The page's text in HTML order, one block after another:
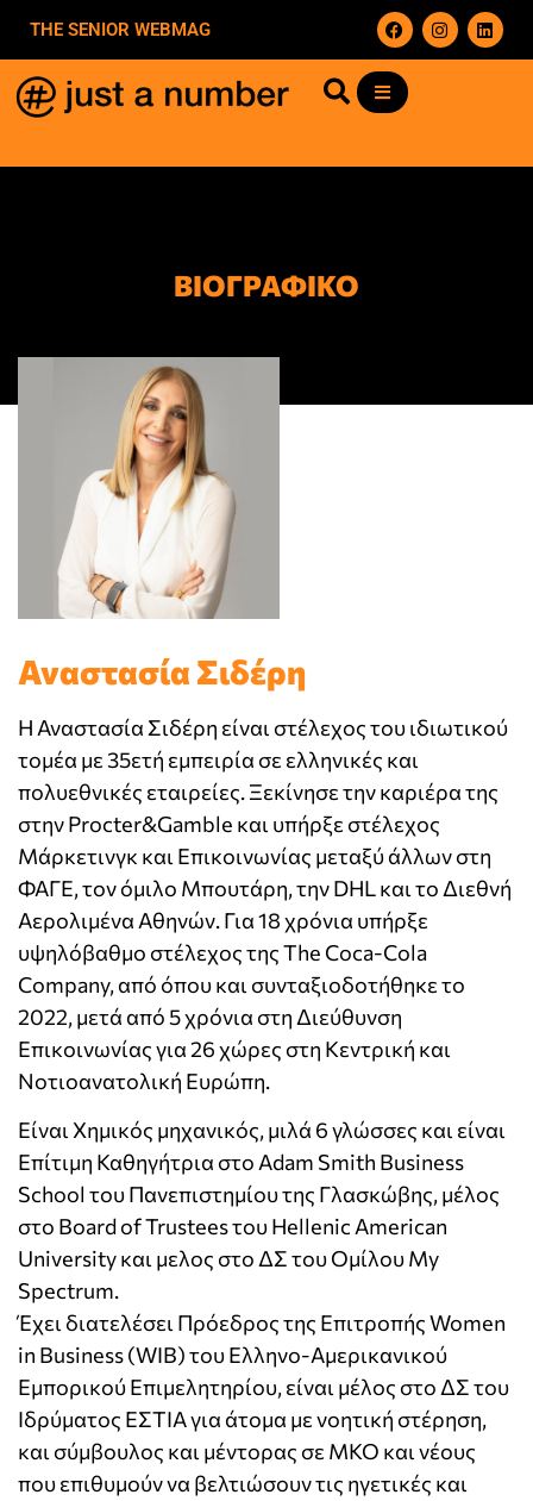
THE SENIOR WEBMAG
ΒΙΟΓΡΑΦΙΚΟ
Αναστασία Σιδέρη
H Αναστασία Σιδέρη είναι στέλεχος του ιδιωτικού
τομέα με 35ετή εμπειρία σε ελληνικές και
πολυεθνικές εταιρείες. Ξεκίνησε την καριέρα της
στην Procter&Gamble και υπήρξε στέλεχος
Μάρκετινγκ και Επικοινωνίας μεταξύ άλλων στη
ΦΑΓΕ, τον όμιλο Μπουτάρη, την DHL και το Διεθνή
Αερολιμένα Αθηνών. Για 18 χρόνια υπήρξε
υψηλόβαθμο στέλεχος της The Coca-Cola
Company, από όπου και συνταξιοδοτήθηκε το
2022, μετά από 5 χρόνια στη Διεύθυνση
Επικοινωνίας για 26 χώρες στη Κεντρική και
Νοτιοανατολική Ευρώπη.
Είναι Χημικός μηχανικός, μιλά 6 γλώσσες και είναι
Επίτιμη Καθηγήτρια στο Adam Smith Business
School του Πανεπιστημίου της Γλασκώβης, μέλος
στο Board of Trustees του Hellenic American
University και μελος στο ΔΣ του Ομίλου Μy
Spectrum.
Έχει διατελέσει Πρόεδρος της Επιτροπής Women
in Business (WIB) του Ελληνο-Αμερικανικού
Εμπορικού Επιμελητηρίου, είναι μέλος στο ΔΣ του
Ιδρύματος ΕΣΤΙΑ για άτομα με νοητική στέρηση,
και σύμβουλος και μέντορας σε ΜΚΟ και νέους
που επιθυμούν να βελτιώσουν τις ηγετικές και